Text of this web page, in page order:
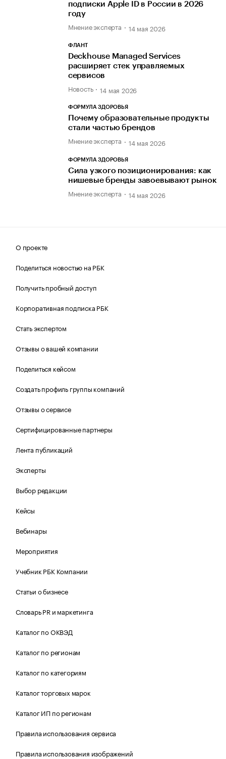
подписки Apple ID в России в 2026
году
Мнение эксперта 14 мая 2026
ФЛАНТ
Deckhouse Managed Services
расширяет стек управляемых
сервисов
Новость 14 мая 2026
ФОРМУЛА ЗДОРОВЬЯ
Почему образовательные продукты
стали частью брендов
Мнение эксперта 14 мая 2026
ФОРМУЛА ЗДОРОВЬЯ
Сила узкого позиционирования: как
нишевые бренды завоевывают рынок
Мнение эксперта 14 мая 2026
О проекте
Поделиться новостью на РБК
Получить пробный доступ
Корпоративная подписка РБК
Стать экспертом
Отзывы о вашей компании
Поделиться кейсом
Создать профиль группы компаний
Отзывы о сервисе
Сертифицированные партнеры
Лента публикаций
Эксперты
Выбор редакции
Кейсы
Вебинары
Мероприятия
Учебник РБК Компании
Статьи о бизнесе
Словарь PR и маркетинга
Каталог по ОКВЭД
Каталог по регионам
Каталог по категориям
Каталог торговых марок
Каталог ИП по регионам
Правила использования сервиса
Правила использования изображений